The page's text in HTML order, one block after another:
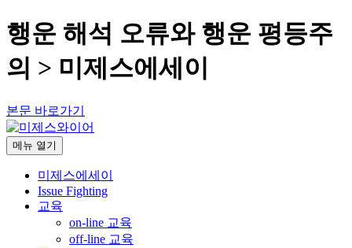
행운 해석 오류와 행운 평등주
의 > 미제스에세이
본문 바로가기
메뉴 열기
미제스에세이
Issue Fighting
교육
on-line 교육
off-line 교육